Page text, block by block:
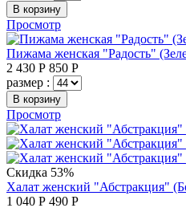
В корзину
Просмотр
Пижама женская "Радость"
2 430 Р 850 Р
размер :
В корзину
Просмотр
Скидка 53%
Халат женский "Абстракция"
1 040 Р 490 Р